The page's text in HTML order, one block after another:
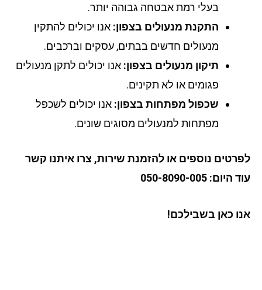
בעלי רמת אבטחה גבוהה יותר.
התקנת מנעולים בצפון:אנו יכולים להתקין
מנעולים חדשים בבתים, עסקים וברכבים.
תיקון מנעולים בצפון:אנו יכולים לתקן מנעולים
פגומים או לא תקינים.
שכפול מפתחות בצפון:אנו יכולים לשכפל
מפתחות למנעולים מסוגים שונים.
נוספים או להזמנת שירות, צרו איתנו קשר
050-8090-005
כאן בשבילכם!